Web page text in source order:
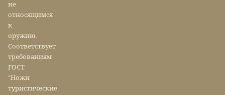
не
относящимся
к
оружию.
Соответствует
требованиям
ГОСТ
"Ножи
туристические